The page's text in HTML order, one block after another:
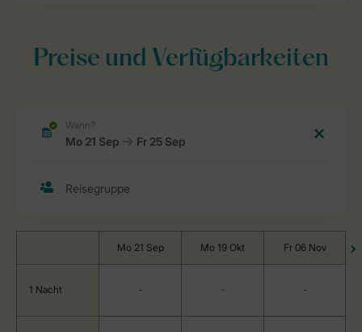
Preise und Verfügbarkeiten
Mo 21 Sep Mo 19 Okt Fr 06 Nov
1 Nacht - - -